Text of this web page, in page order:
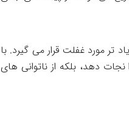
مورد غفلت قرار می گیرد. با
دهد، بلکه از ناتوانی های